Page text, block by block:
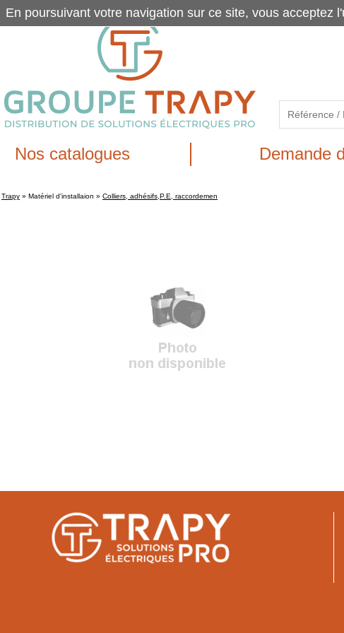
Nos catalogues Demande
Trapy » Matériel d'installaion » Colliers, adhésifs,P.E, raccordemen
En poursuivant votre navigation sur ce site, vous